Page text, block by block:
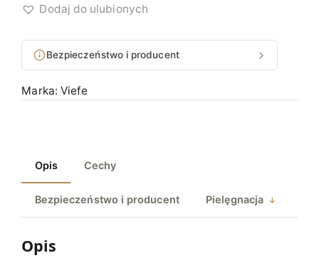
ł
ś
U
W
B
O
W
Dodaj do ulubionych
Bezpieczeństwo i producent
Marka: Viefe
Opis Cechy
Bezpieczeństwo i producent Pielęgnacja
Opis